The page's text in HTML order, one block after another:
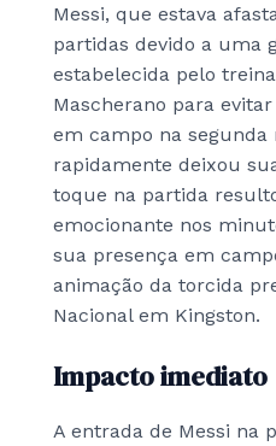
Messi, que estava
partidas devido a uma
estabelecida pelo
Mascherano para
em campo na segunda
rapidamente deixou
toque na partida
emocionante nos
sua presença em
animação da torcida
Nacional em Kingston.
Impacto imediato
A entrada de Messi na